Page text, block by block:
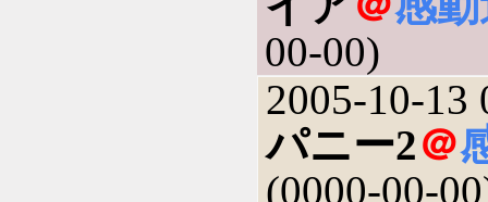
00-00)
2005-10-13
パニー2＠
(0000-00-